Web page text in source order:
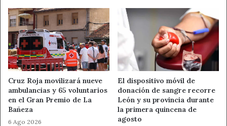
Cruz Roja movilizará nueve
ambulancias y 65 voluntarios
en el Gran Premio de La
Bañeza
6 Ago 2026
El dispositivo móvil de
donación de sangre recorre
León y su provincia durante
la primera quincena de
agosto